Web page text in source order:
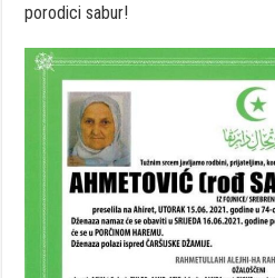
porodici sabur!